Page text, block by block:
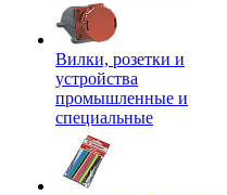
Вилки, розетки и
устройства
промышленные и
специальные